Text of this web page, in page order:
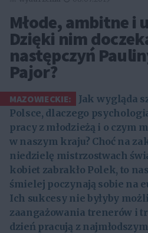
Młode, ambitne i
Dzięki nim
następczyń
Pajor?
MAZOWIECKIE:
Jak wygląda
Polsce, dlaczego
pracy z młodzieżą i o czym
w naszym kraju? Choć na
niedzielę mistrzostwach
kobiet zabrakło Polek, to
śmielej poczynają sobie na
Ich sukcesy nie byłyby
zaangażowania trenerów i
dzień pracują z